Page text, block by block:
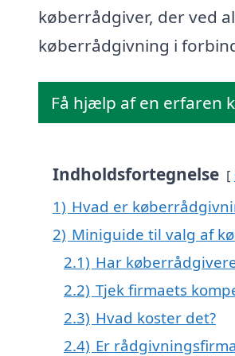
køberrådgiver, der ved
køberrådgivning i
Få hjælp af en erfaren
Indholdsfortegnelse
1) Hvad er
2) Miniguide til valg af
2.1) Har
2.2) Tjek firmaets
2.3) Hvad koster det?
2.4) Er